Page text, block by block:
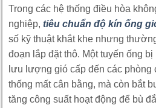
Trong các hệ thống điều hòa
nghiệp, tiêu chuẩn độ kín ống
số kỹ thuật khắt khe nhưng
đoạn lắp đặt thô. Một tuyến ống
lưu lượng gió cấp đến các phòng
thống mất cân bằng, mà còn bắt
tăng công suất hoạt động để bù